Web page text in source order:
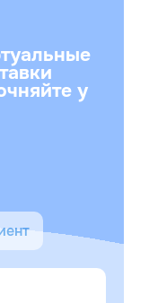
у